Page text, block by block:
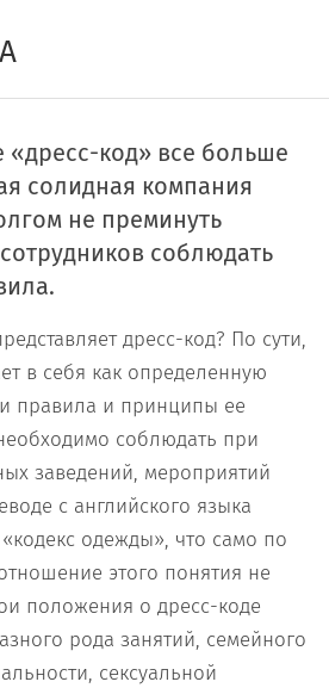
A
«дресс-код» все больше
солидная компания
не преминуть
соблюдать
дресс-код? По сути,
в себя как определенную
правила и принципы ее
соблюдать при
заведений, мероприятий
с английского языка
одежды», что само по
этого понятия не
положения о дресс-коде
рода занятий, семейного
сексуальной